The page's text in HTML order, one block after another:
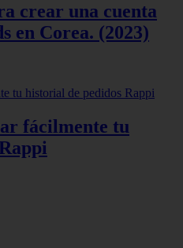
crear una cuenta
en Corea. (2023)
fácilmente tu